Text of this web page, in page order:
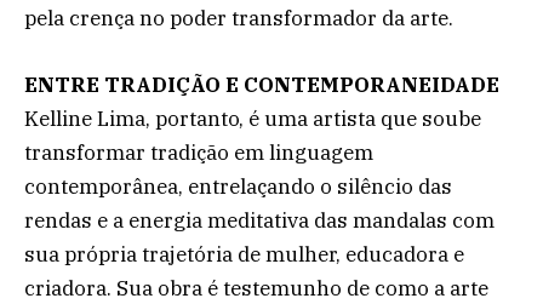
pela crença no poder transformador da arte.
ENTRE TRADIÇÃO E CONTEMPORANEIDADE
Kelline Lima, portanto, é uma artista que soube
transformar tradição em linguagem
contemporânea, entrelaçando o silêncio das
rendas e a energia meditativa das mandalas com
sua própria trajetória de mulher, educadora e
criadora. Sua obra é testemunho de como a arte